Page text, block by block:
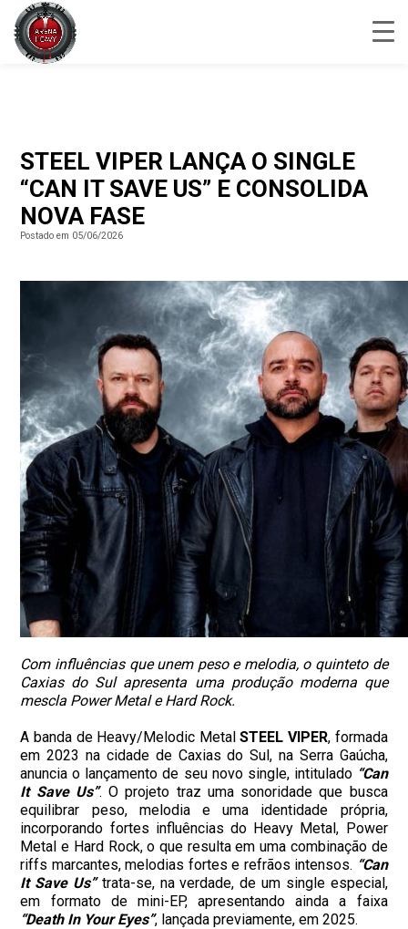
STEEL VIPER LANÇA O SINGLE
“CAN IT SAVE US” E CONSOLIDA
NOVA FASE
Postado em 05/06/2026
Com influências que unem peso e melodia, o quinteto de
Caxias do Sul apresenta uma produção moderna que
mescla Power Metal e Hard Rock.
A banda de Heavy/Melodic MetalSTEEL VIPER, formada
em 2023 na cidade de Caxias do Sul, na Serra Gaúcha,
anuncia o lançamento de seu novo single, intitulado “Can
It Save Us”. O projeto traz uma sonoridade que busca
equilibrar peso, melodia e uma identidade própria,
incorporando fortes influências do Heavy Metal, Power
Metal e Hard Rock, o que resulta em uma combinação de
riffs marcantes, melodias fortes e refrãos intensos. “Can
It Save Us” trata-se, na verdade, de um single especial,
em formato de mini-EP, apresentando ainda a faixa
“Death In Your Eyes”, lançada previamente, em 2025.